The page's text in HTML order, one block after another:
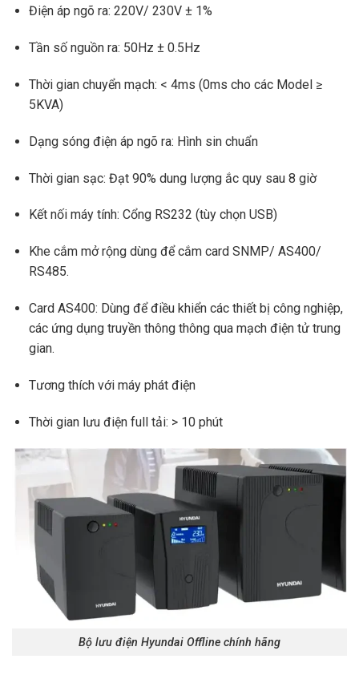
Điện áp ngõ ra: 220V/ 230V ± 1%
Tần số nguồn ra: 50Hz ± 0.5Hz
Thời gian chuyển mạch: < 4ms (0ms cho các Model ≥
5KVA)
Dạng sóng điện áp ngõ ra: Hình sin chuẩn
Thời gian sạc: Đạt 90% dung lượng ắc quy sau 8 giờ
Kết nối máy tính: Cổng RS232 (tùy chọn USB)
Khe cắm mở rộng dùng để cắm card SNMP/ AS400/
RS485.
Card AS400: Dùng để điều khiển các thiết bị công nghiệp,
các ứng dụng truyền thông thông qua mạch điện tử trung
gian.
Tương thích với máy phát điện
Thời gian lưu điện full tải: > 10 phút
Bộ lưu điện Hyundai Offline chính hãng